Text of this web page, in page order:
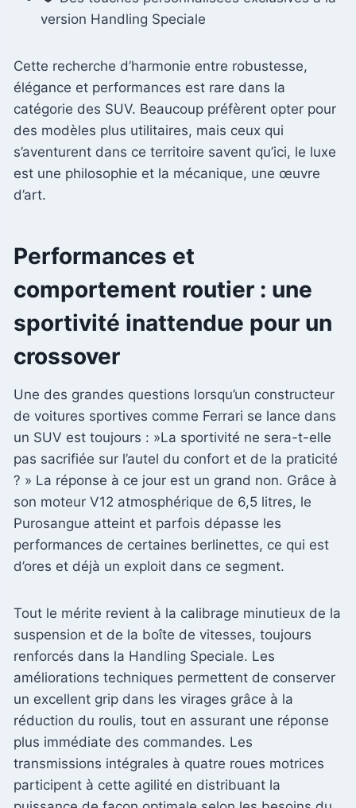
version Handling Speciale
Cette recherche d’harmonie entre robustesse,
élégance et performances est rare dans la
catégorie des SUV. Beaucoup préfèrent opter pour
des modèles plus utilitaires, mais ceux qui
s’aventurent dans ce territoire savent qu’ici, le luxe
est une philosophie et la mécanique, une œuvre
d’art.
Performances et
comportement routier : une
sportivité inattendue pour un
crossover
Une des grandes questions lorsqu’un constructeur
de voitures sportives comme Ferrari se lance dans
un SUV est toujours : »La sportivité ne sera-t-elle
pas sacrifiée sur l’autel du confort et de la praticité
? » La réponse à ce jour est un grand non. Grâce à
son moteur V12 atmosphérique de 6,5 litres, le
Purosangue atteint et parfois dépasse les
performances de certaines berlinettes, ce qui est
d’ores et déjà un exploit dans ce segment.
Tout le mérite revient à la calibrage minutieux de la
suspension et de la boîte de vitesses, toujours
renforcés dans la Handling Speciale. Les
améliorations techniques permettent de conserver
un excellent grip dans les virages grâce à la
réduction du roulis, tout en assurant une réponse
plus immédiate des commandes. Les
transmissions intégrales à quatre roues motrices
participent à cette agilité en distribuant la